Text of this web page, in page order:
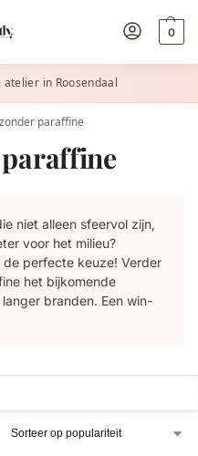
0
atelier in Roosendaal
paraffine
niet alleen sfeervol zijn,
voor het milieu?
de perfecte keuze! Verder
het bijkomende
branden. Een win-